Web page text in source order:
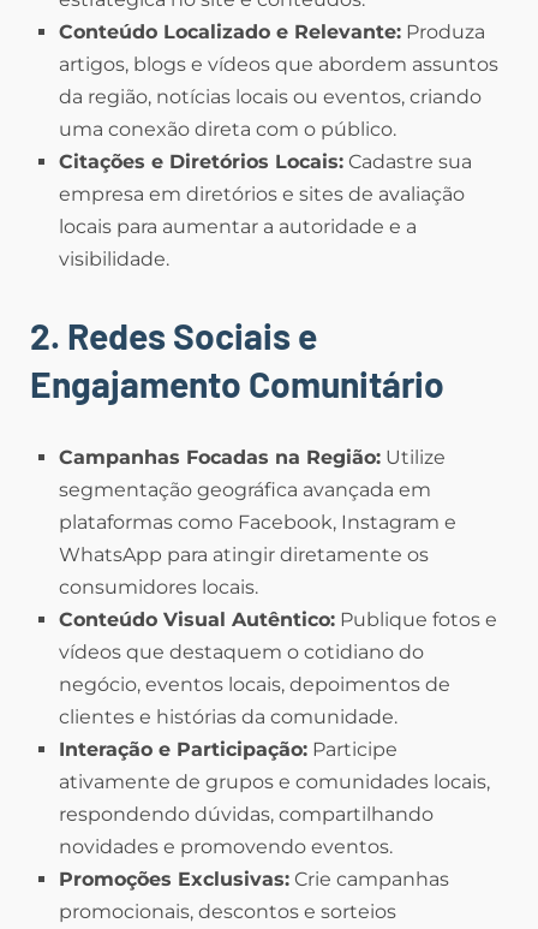
Conteúdo Localizado e Relevante: Produza
artigos, blogs e vídeos que abordem assuntos
da região, notícias locais ou eventos, criando
uma conexão direta com o público.
Citações e Diretórios Locais: Cadastre sua
empresa em diretórios e sites de avaliação
locais para aumentar a autoridade e a
visibilidade.
2. Redes Sociais e
Engajamento Comunitário
Campanhas Focadas na Região: Utilize
segmentação geográfica avançada em
plataformas como Facebook, Instagram e
WhatsApp para atingir diretamente os
consumidores locais.
Conteúdo Visual Autêntico: Publique fotos e
vídeos que destaquem o cotidiano do
negócio, eventos locais, depoimentos de
clientes e histórias da comunidade.
Interação e Participação: Participe
ativamente de grupos e comunidades locais,
respondendo dúvidas, compartilhando
novidades e promovendo eventos.
Promoções Exclusivas: Crie campanhas
promocionais, descontos e sorteios